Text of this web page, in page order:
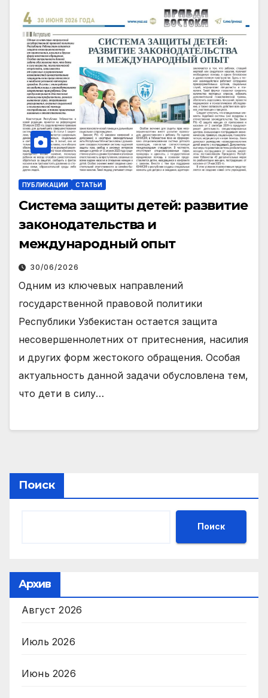
ПУБЛИКАЦИИ СТАТЬИ
Система защиты детей: развитие
законодательства и
международный опыт
30/06/2026
Одним из ключевых направлений
государственной правовой политики
Республики Узбекистан остается защита
несовершеннолетних от притеснения, насилия
и других форм жестокого обращения. Особая
актуальность данной задачи обусловлена тем,
что дети в силу…
Поиск
Поиск
Архив
Август 2026
Июль 2026
Июнь 2026